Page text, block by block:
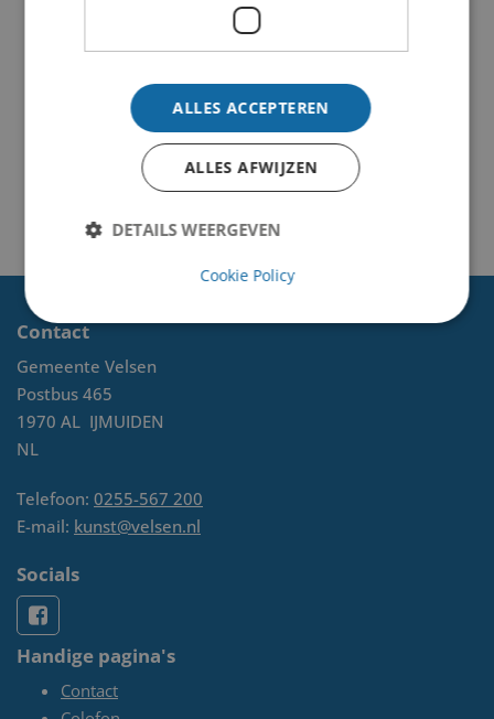
Contact
Gemeente Velsen
Postbus 465
1970 AL IJMUIDEN
NL
Telefoon: 0255-567 200
E-mail: kunst@velsen.nl
Socials
Handige pagina's
Contact
ALLES ACCEPTEREN
ALLES AFWIJZEN
DETAILS WEERGEVEN
Cookie Policy